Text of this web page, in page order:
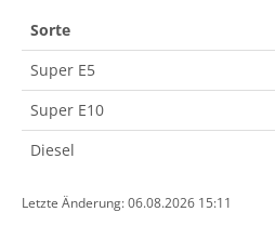
Sorte
Super E5
Super E10
Diesel
Letzte Änderung: 06.08.2026 15:11